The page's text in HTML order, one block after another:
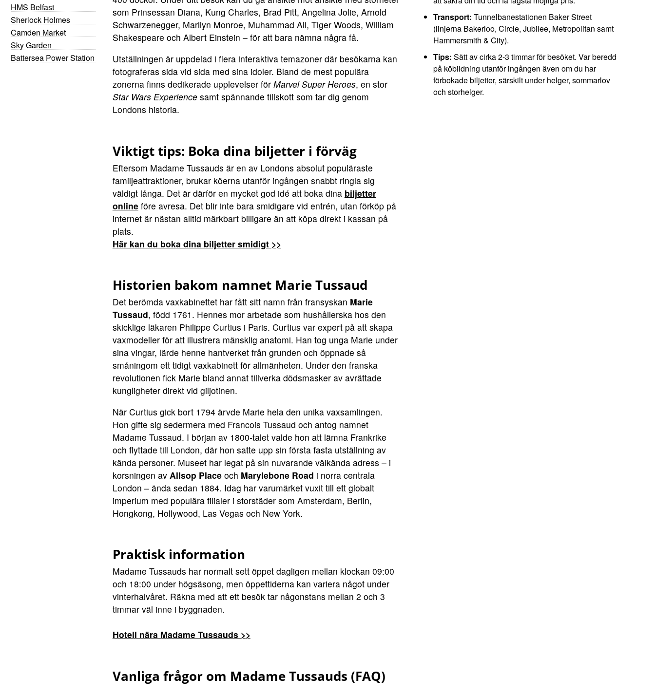
HMS Belfast
Sherlock Holmes
Camden Market
Sky Garden
Battersea Power Station
som Prinsessan Diana, Kung Charles, Brad Pitt, Angelina Jolie, Arnold
Schwarzenegger, Marilyn Monroe, Muhammad Ali, Tiger Woods, William
Shakespeare och Albert Einstein – för att bara nämna några få.
Utställningen är uppdelad i flera interaktiva temazoner där besökarna kan
fotograferas sida vid sida med sina idoler. Bland de mest populära
zonerna finns dedikerade upplevelser för Marvel Super Heroes, en stor
Star Wars Experiencesamt spännande tillskott som tar dig genom
Londons historia.
Viktigt tips: Boka dina biljetter i förväg
Eftersom Madame Tussauds är en av Londons absolut populäraste
familjeattraktioner, brukar köerna utanför ingången snabbt ringla sig
väldigt långa. Det är därför en mycket god idé att boka dina biljetter
onlineföre avresa. Det blir inte bara smidigare vid entrén, utan förköp på
internet är nästan alltid märkbart billigare än att köpa direkt i kassan på
plats.
Här kan du boka dina biljetter smidigt >>
Historien bakom namnet Marie Tussaud
Det berömda vaxkabinettet har fått sitt namn från fransyskan Marie
Tussaud, född 1761. Hennes mor arbetade som hushållerska hos den
skicklige läkaren Philippe Curtius i Paris. Curtius var expert på att skapa
vaxmodeller för att illustrera mänsklig anatomi. Han tog unga Marie under
sina vingar, lärde henne hantverket från grunden och öppnade så
småningom ett tidigt vaxkabinett för allmänheten. Under den franska
revolutionen fick Marie bland annat tillverka dödsmasker av avrättade
kungligheter direkt vid giljotinen.
När Curtius gick bort 1794 ärvde Marie hela den unika vaxsamlingen.
Hon gifte sig sedermera med Francois Tussaud och antog namnet
Madame Tussaud. I början av 1800-talet valde hon att lämna Frankrike
och flyttade till London, där hon satte upp sin första fasta utställning av
kända personer. Museet har legat på sin nuvarande välkända adress – i
korsningen av Allsop Placeoch Marylebone Road i norra centrala
London – ända sedan 1884. Idag har varumärket vuxit till ett globalt
imperium med populära filialer i storstäder som Amsterdam, Berlin,
Hongkong, Hollywood, Las Vegas och New York.
Praktisk information
Madame Tussauds har normalt sett öppet dagligen mellan klockan 09:00
och 18:00 under högsäsong, men öppettiderna kan variera något under
vinterhalvåret. Räkna med att ett besök tar någonstans mellan 2 och 3
timmar väl inne i byggnaden.
Hotell nära Madame Tussauds >>
Vanliga frågor om Madame Tussauds (FAQ)
Transport: Tunnelbanestationen Baker Street
(linjerna Bakerloo, Circle, Jubilee, Metropolitan samt
Hammersmith & City).
Tips: Sätt av cirka 2-3 timmar för besöket. Var beredd
på köbildning utanför ingången även om du har
förbokade biljetter, särskilt under helger, sommarlov
och storhelger.